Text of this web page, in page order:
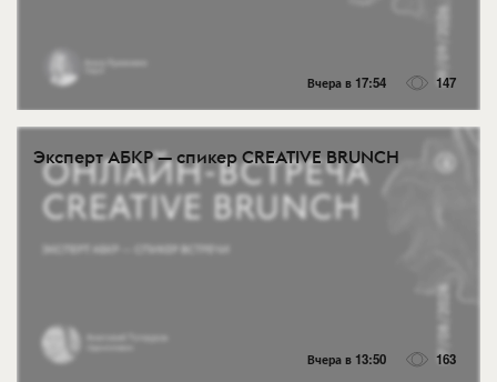
Вчера в 17:54 147
Эксперт АБКР — спикер CREATIVE BRUNCH
Вчера в 13:50 163